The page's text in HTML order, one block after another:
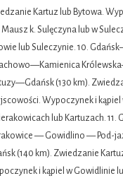
Kartuz lub Bytowa.
k. Sulęczyna lub w
lub Suleczynie. 10.
(130 km).
Wypoczynek i kąpiel
lub Kartuzach.
— Gowidlino — Pod-
(140 km). Zwiedzanie
i kąpiel w Gowidlinie